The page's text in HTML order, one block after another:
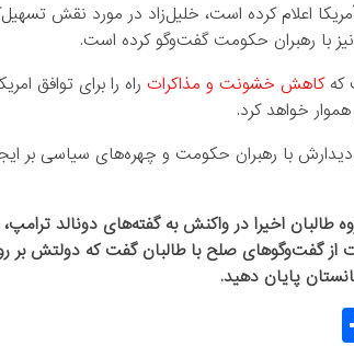
اعلام کرده است، خلیل‌زاد در مورد نقش
با رهبران حکومت گفت‌وگو کرده است.
که کاهش خشونت و مذاکرات راه را برای توافق
خواهد کرد.
با رهبران حکومت و چهره‌های سیاسی‌ بر
طالبان اخیرا در واکنش به گفته‌های دونالد
صلح با طالبان گفت که دولتش بر روی
پایان دهید.